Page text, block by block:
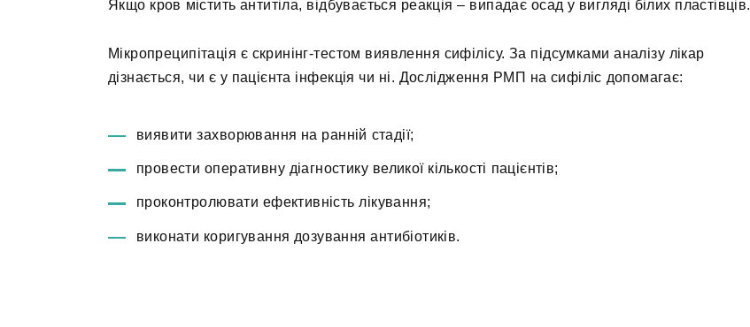
Якщо кров містить антитіла, відбувається реакція – випадає осад у вигляді білих пластівців.
Мікропреципітація є скринінг-тестом виявлення сифілісу. За підсумками аналізу лікар
дізнається, чи є у пацієнта інфекція чи ні. Дослідження РМП на сифіліс допомагає:
виявити захворювання на ранній стадії;
провести оперативну діагностику великої кількості пацієнтів;
проконтролювати ефективність лікування;
виконати коригування дозування антибіотиків.